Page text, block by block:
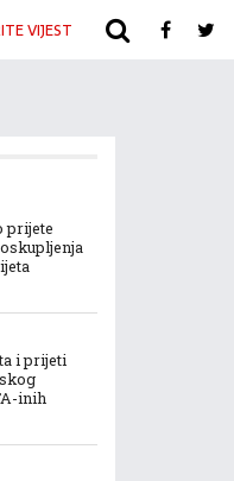
VIJEST ARHIVA
prijete
i prijeti
inih